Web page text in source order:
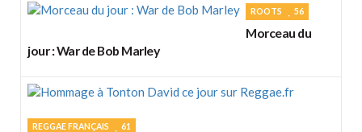
ROOTS 56
Morceau du
jour : War de Bob Marley
REGGAE FRANÇAIS 61